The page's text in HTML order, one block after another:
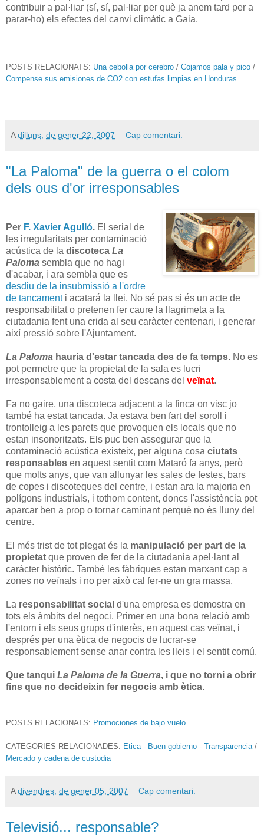
contribuir a pal·liar (sí, sí, pal·liar per què ja anem tard per a
parar-ho) els efectes del canvi climàtic a Gaia.
POSTS RELACIONATS: Una cebolla por cerebro / Cojamos pala y pico /
Compense sus emisiones de CO2 con estufas limpias en Honduras
Adilluns, de gener 22, 2007 Cap comentari:
"La Paloma" de la guerra o el colom
dels ous d'or irresponsables
Per F. Xavier Agulló. El serial de
les irregularitats per contaminació
acústica de la discoteca La
Paloma sembla que no hagi
d'acabar, i ara sembla que es
desdiu de la insubmissió a l'ordre
de tancamenti acatará la llei. No sé pas si és un acte de
responsabilitat o pretenen fer caure la llagrimeta a la
ciutadania fent una crida al seu caràcter centenari, i generar
així pressió sobre l'Ajuntament.
La Paloma hauria d'estar tancada des de fa temps. No es
pot permetre que la propietat de la sala es lucri
irresponsablement a costa del descans del veïnat.
Fa no gaire, una discoteca adjacent a la finca on visc jo
també ha estat tancada. Ja estava ben fart del soroll i
trontolleig a les parets que provoquen els locals que no
estan insonoritzats. Els puc ben assegurar que la
contaminació acústica existeix, per alguna cosa ciutats
responsables en aquest sentit com Mataró fa anys, però
que molts anys, que van allunyar les sales de festes, bars
de copes i discoteques del centre, i estan ara la majoria en
polígons industrials, i tothom content, doncs l'assistència pot
aparcar ben a prop o tornar caminant perquè no és lluny del
centre.
El més trist de tot plegat és la manipulació per part de la
propietat que proven de fer de la ciutadania apel·lant al
caràcter històric. També les fàbriques estan marxant cap a
zones no veïnals i no per això cal fer-ne un gra massa.
La responsabilitat social d'una empresa es demostra en
tots els àmbits del negoci. Primer en una bona relació amb
l'entorn i els seus grups d'interès, en aquest cas veïnat, i
després per una ètica de negocis de lucrar-se
responsablement sense anar contra les lleis i el sentit comú.
Que tanqui La Paloma de la Guerra, i que no torni a obrir
fins que no decideixin fer negocis amb ètica.
POSTS RELACIONATS: Promociones de bajo vuelo
CATEGORIES RELACIONADES: Etica - Buen gobierno - Transparencia/
Mercado y cadena de custodia
Adivendres, de gener 05, 2007 Cap comentari:
Televisió... responsable?